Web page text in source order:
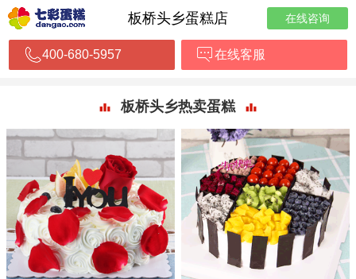
板桥头乡蛋糕店 在线咨询
400-680-5957 在线客服
板桥头乡热卖蛋糕